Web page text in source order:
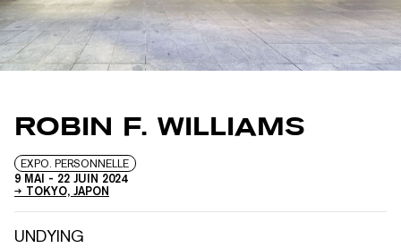
ROBIN F. WILLIAMS
EXPO. PERSONNELLE
9 MAI - 22 JUIN 2024
TOKYO, JAPON
UNDYING